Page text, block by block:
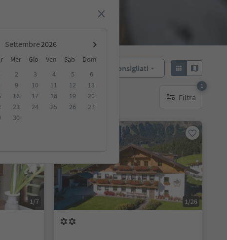
Settembre
Mer Gio Ven Sab
Dom
2 3 4 5
6
9 10 11 12
13
16 17 18 19
20
23 24 25 26
27
30
Consigliati
Filtra
1
1 filtro attivo
1/7 1/26